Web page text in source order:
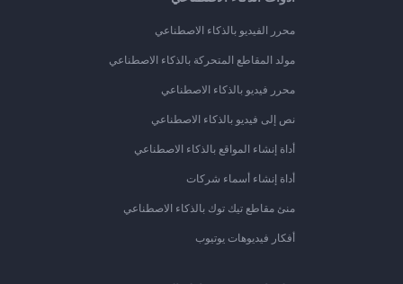
محرر الفيديو بالذكاء الاصطناعي
مولد المقاطع المتحركة بالذكاء الاصطناعي
محرر فيديو بالذكاء الاصطناعي
نص إلى فيديو بالذكاء الاصطناعي
أداة إنشاء المواقع بالذكاء الاصطناعي
أداة إنشاء أسماء شركات
منئ مقاطع تيك توك بالذكاء الاصطناعي
أفكار فيديوهات يوتيوب